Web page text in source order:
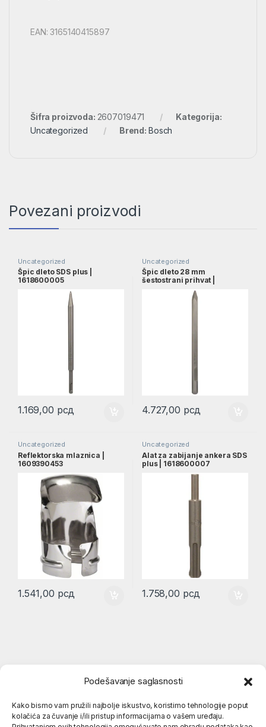
Podešavanje saglasnosti
Kako bismo vam pružili najbolje iskustvo, koristimo tehnologije poput
kolačića za čuvanje i/ili pristup informacijama o vašem uređaju.
EAN: 3165140415897
Šifra proizvoda: 2607019471
Kategorija:
Uncategorized
Brend: Bosch
Povezani proizvodi
Uncategorized
Špic dleto SDS plus |
1618600005
1.169,00 рсд
Uncategorized
Špic dleto 28 mm
šestostrani prihvat |
4.727,00 рсд
Uncategorized
Reflektorska mlaznica |
1609390453
1.541,00 рсд
Uncategorized
Alat za zabijanje ankera SDS
plus | 1618600007
1.758,00 рсд